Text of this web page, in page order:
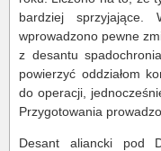
bardziej sprzyjające.
wprowadzono pewne
z desantu
powierzyć oddziałom
do operacji,
Przygotowania
Desant aliancki pod